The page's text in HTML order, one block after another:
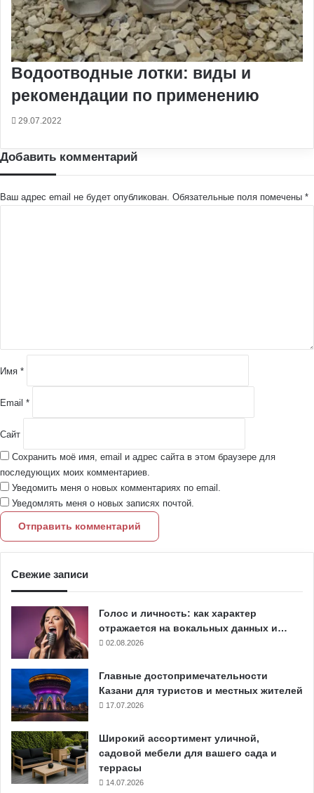
Водоотводные лотки: виды и
рекомендации по применению
29.07.2022
Добавить комментарий
Ваш адрес email не будет опубликован. Обязательные поля помечены *
и
йИмя *
Email *
Сайт
Сохранить моё имя, email и адрес сайта в этом браузере для
последующих моих комментариев.
Уведомить меня о новых комментариях по email.
Уведомлять меня о новых записях почтой.
Свежие записи
Голос и личность: как характер
отражается на вокальных данных и…
02.08.2026
Главные достопримечательности
Казани для туристов и местных жителей
17.07.2026
Широкий ассортимент уличной,
садовой мебели для вашего сада и
террасы
14.07.2026